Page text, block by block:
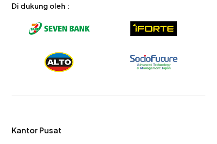
Di dukung oleh :
Kantor Pusat